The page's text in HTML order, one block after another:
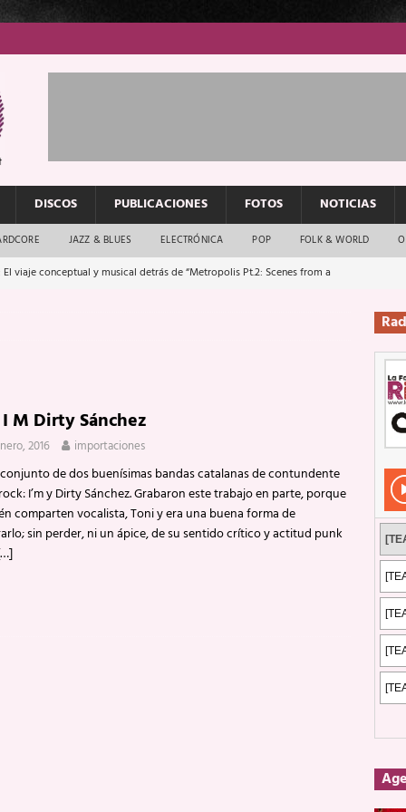
DISCOS PUBLICACIONES FOTOS NOTICIAS
JAZZ & BLUES ELECTRÓNICA POP FOLK & WORLD
El viaje conceptual y musical detrás de “Metropolis Pt.2: Scenes from a
que van a escucharte te saludan
certificados
ENTREVISTAS
2 de mayo de 2026 en Fuengirola
Su ‘aullido’ retumbó ferozmente en Fuengirola.
REPORTAJES
La historia de Nintendo Vol. 2 PUBLICACIONES
M Dirty Sánchez
2016 importaciones
de dos buenísimas bandas catalanas de contundente
I’m y Dirty Sánchez. Grabaron este trabajo en parte, porque
comparten vocalista, Toni y era una buena forma de
sin perder, ni un ápice, de su sentido crítico y actitud punk